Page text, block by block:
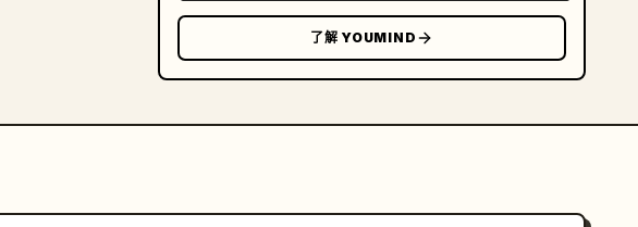
了解 YOUMIND